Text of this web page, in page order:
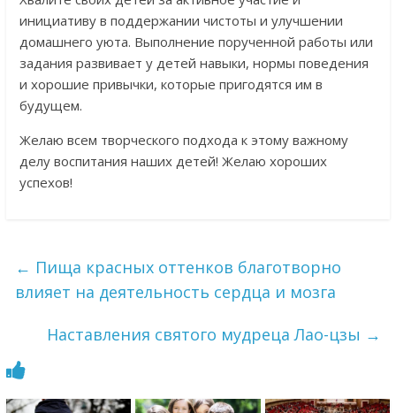
инициативу в поддержании чистоты и улучшении
домашнего уюта. Выполнение порученной работы или
задания развивает у детей навыки, нормы поведения
и хорошие привычки, которые пригодятся им в
будущем.
Желаю всем творческого подхода к этому важному
делу воспитания наших детей! Желаю хороших
успехов!
← Пища красных оттенков благотворно
влияет на деятельность сердца и мозга
Наставления святого мудреца Лао-цзы →